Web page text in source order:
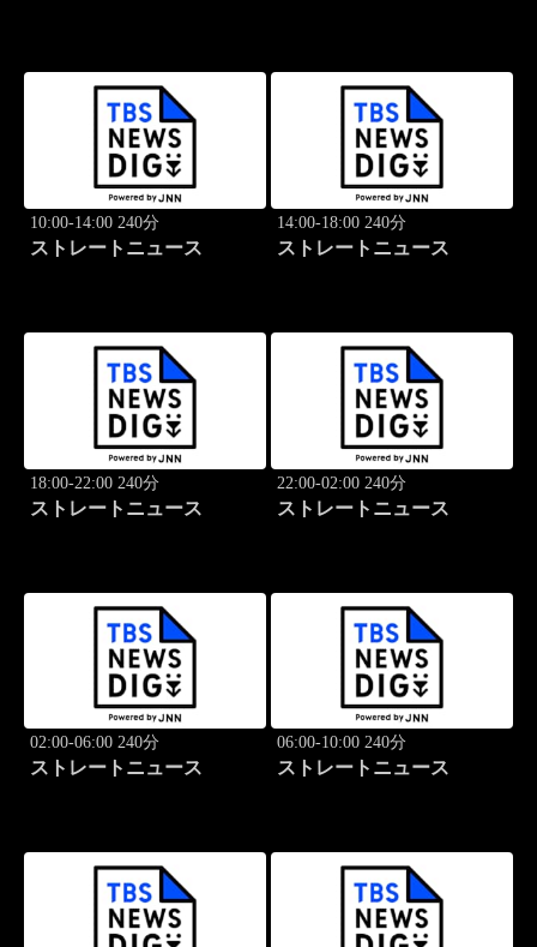
10:00-14:00 240分
ストレートニュース
14:00-18:00 240分
ストレートニュース
18:00-22:00 240分
ストレートニュース
22:00-02:00 240分
ストレートニュース
02:00-06:00 240分
ストレートニュース
06:00-10:00 240分
ストレートニュース